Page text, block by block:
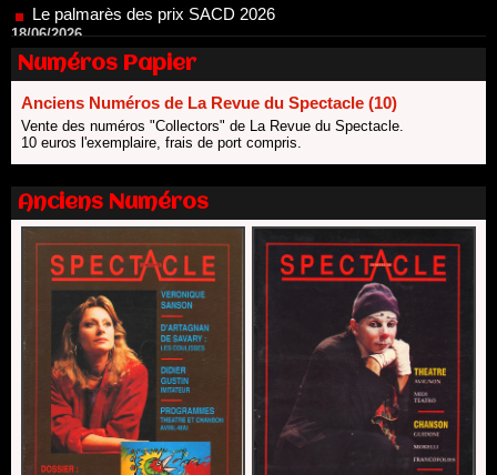
Les 10 lauréats du Fonds Grandes Formes Théâtre 2026
SACD
13/06/2026
Nomination de Nathalie Garraud et Olivier Saccomano à la
direction du Théâtre de Gennevilliers - CDN
13/06/2026
Dispositif SACD Auteurs d'espaces : les lauréats 2026
18/03/2026
Numéros Papier
Anciens Numéros de La Revue du Spectacle (10)
Vente des numéros "Collectors" de La Revue du Spectacle.
10 euros l'exemplaire, frais de port compris.
Anciens Numéros